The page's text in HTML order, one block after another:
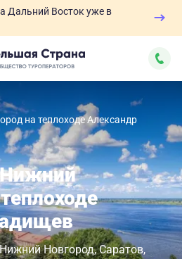
Дальний Восток уже в
на теплоходе Александр
Нижний
Нижний Новгород Саратов